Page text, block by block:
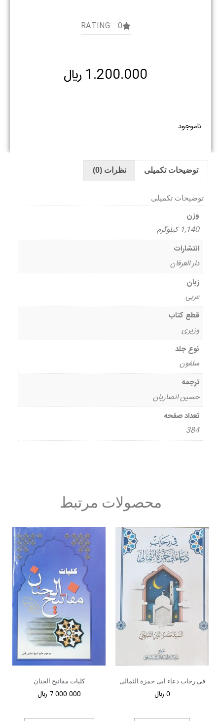
RATING: 0
1.200.000 ﷼
ناموجود
توضیحات تکمیلی نظرات (0)
توضیحات تکمیلی
وزن
1,140 کیلوگرم
انتشارات
دار العرفان
زبان
عربی
قطع کتاب
وزیری
نوع جلد
سلفون
ترجمه
حسین انصاریان
تعداد صفحه
384
محصولات مرتبط
فی رحاب دعاء ابی حمزة الثمالی
0 ﷼
کلیات مفاتیح الجنان
7.000.000 ﷼